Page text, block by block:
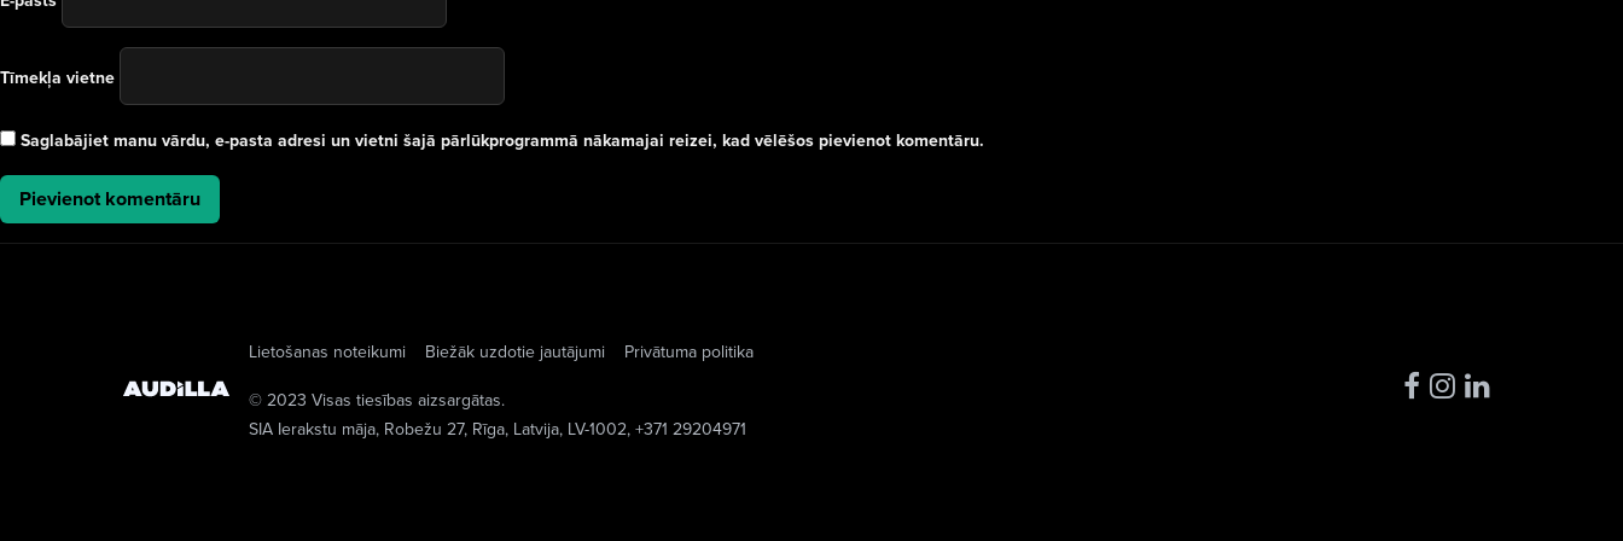
Tīmekļa vietne
Saglabājiet manu vārdu, e-pasta adresi un vietni šajā pārlūkprogrammā nākamajai reizei, kad vēlēšos pievienot komentāru.
Lietošanas noteikumi Biežāk uzdotie jautājumi
Privātuma politika
© 2023 Visas tiesības aizsargātas.
SIA Ierakstu māja, Robežu 27, Rīga, Latvija, LV-1002, +371 29204971